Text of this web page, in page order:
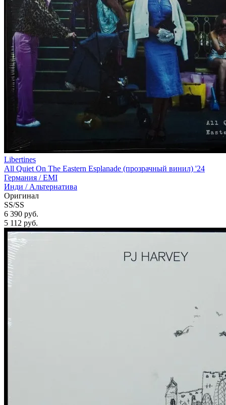
Libertines
All Quiet On The Eastern Esplanade (прозрачный винил) '24
Германия /EMI
Инди / Альтернатива
Оригинал
SS/SS
6 390 руб.
5 112 руб.